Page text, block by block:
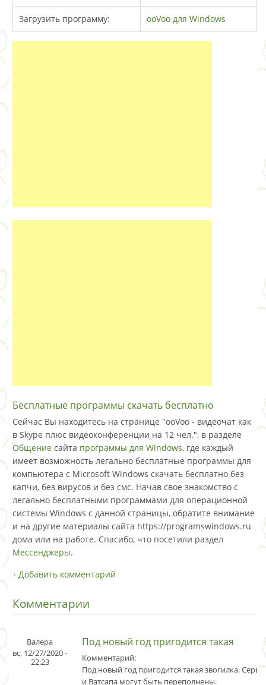
Загрузить программу: ooVoo для Windows
Бесплатные программы скачать бесплатно
Сейчас Вы находитесь на странице "ooVoo - видеочат как
в Skype плюс видеоконференции на 12 чел.", в разделе
Общение сайта программы для Windows, где каждый
имеет возможность легально бесплатные программы для
компьютера с Microsoft Windows скачать бесплатно без
капчи, без вирусов и без смс. Начав свое знакомство с
легально бесплатными программами для операционной
системы Windows с данной страницы, обратите внимание
и на другие материалы сайта https://programswindows.ru
дома или на работе. Спасибо, что посетили раздел
Мессенджеры.
Добавить комментарий
Комментарии
Валера
вс, 12/27/2020 -
22:23
Под новый год пригодится такая
Комментарий:
Под новый год пригодится такая звогилка.
и Ватсапа могут быть переполнены.